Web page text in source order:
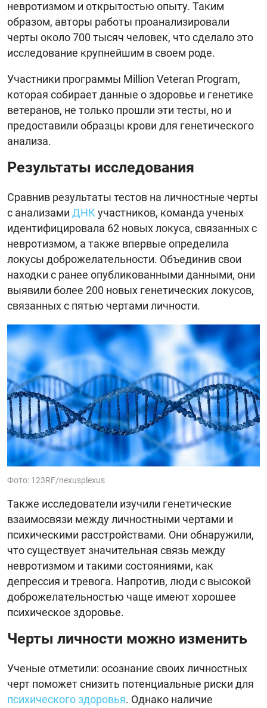
невротизмом и открытостью опыту. Таким
образом, авторы работы проанализировали
черты около 700 тысяч человек, что сделало это
исследование крупнейшим в своем роде.
Участники программы Million Veteran Program,
которая собирает данные о здоровье и генетике
ветеранов, не только прошли эти тесты, но и
предоставили образцы крови для генетического
анализа.
Результаты исследования
Сравнив результаты тестов на личностные черты
с анализами ДНК участников, команда ученых
идентифицировала 62 новых локуса, связанных с
невротизмом, а также впервые определила
локусы доброжелательности. Объединив свои
находки с ранее опубликованными данными, они
выявили более 200 новых генетических локусов,
связанных с пятью чертами личности.
Фото: 123RF/nexusplexus
Также исследователи изучили генетические
взаимосвязи между личностными чертами и
психическими расстройствами. Они обнаружили,
что существует значительная связь между
невротизмом и такими состояниями, как
депрессия и тревога. Напротив, люди с высокой
доброжелательностью чаще имеют хорошее
психическое здоровье.
Черты личности можно изменить
Ученые отметили: осознание своих личностных
черт поможет снизить потенциальные риски для
психического здоровья. Однако наличие